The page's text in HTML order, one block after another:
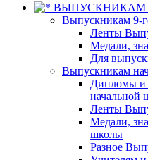
ВЫПУСКНИКАМ
Выпускникам 9-
Ленты
Медали,
Для
Выпускникам
Дипломы и
начальной
Ленты
Медали,
школы
Разное